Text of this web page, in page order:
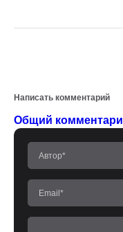
Написать комментарий
Общий